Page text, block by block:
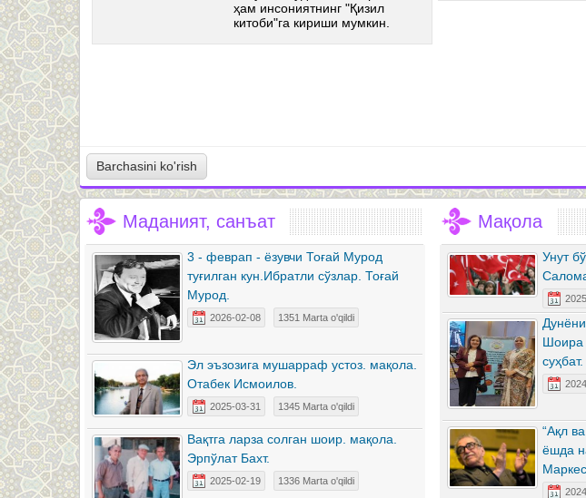
ҳам инсониятнинг "Қизил
китоби"га кириши мумкин.
Barchasini ko'rish
Маданият, санъат
3 - феврап - ёзувчи Тоғай Мурод
туғилган кун.Ибратли сўзлар. Тоғай
Мурод.
2026-02-08 1351 Marta o'qildi
Эл эъзозига мушарраф устоз. мақола.
Отабек Исмоилов.
2025-03-31 1345 Marta o'qildi
Вақтга ларза солган шоир. мақола.
Эрпўлат Бахт.
2025-02-19 1336 Marta o'qildi
Мақола
Унут
Шоира
“Ақл
ёшда